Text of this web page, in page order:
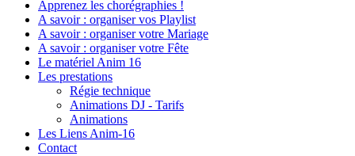
Apprenez les chorégraphies !
A savoir : organiser vos Playlist
A savoir : organiser votre Mariage
A savoir : organiser votre Fête
Le matériel Anim 16
Les prestations
Régie technique
Animations DJ - Tarifs
Animations
Les Liens Anim-16
Contact